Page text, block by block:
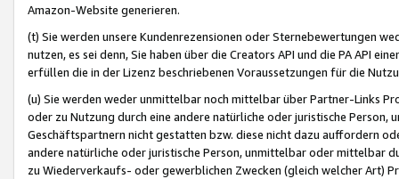
Amazon-Website generieren.
(t) Sie werden unsere Kundenrezensionen oder Sternebewertungen
nutzen, es sei denn, Sie haben über die Creators API und die PA API
erfüllen die in der Lizenz beschriebenen Voraussetzungen für die
(u) Sie werden weder unmittelbar noch mittelbar über Partner-Links
oder zu Nutzung durch eine andere natürliche oder juristische
Geschäftspartnern nicht gestatten bzw. diese nicht dazu auffordern
andere natürliche oder juristische Person, unmittelbar oder mittelbar
zu Wiederverkaufs- oder gewerblichen Zwecken (gleich welcher Art)